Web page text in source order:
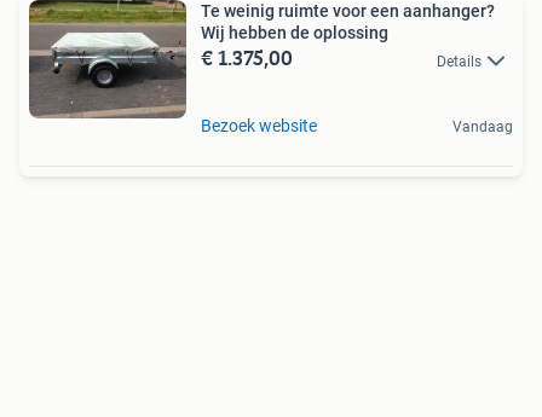
Te weinig ruimte voor een aanhanger?
Wij hebben de oplossing
€ 1.375,00 Details
Bezoek website Vandaag